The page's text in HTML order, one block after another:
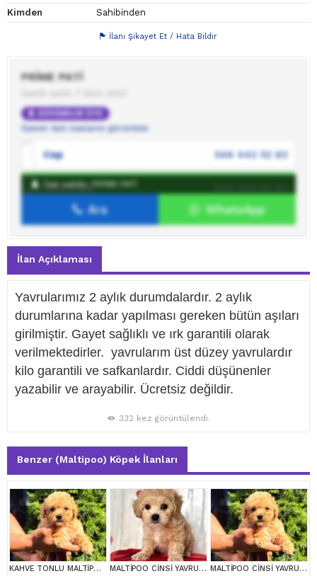
Kimden
Sahibinden
İlanı Şikayet Et / Hata Bildir
PRİME PATİ
Üyenin tüm ilanlarını görüntüle
Cep 546 442 52 83
WhatsApp
İlan sahibine mesaj gönder
İlan sahibi: PRİME PATİ
Ara WhatsApp
İlan Açıklaması
Yavrularımız 2 aylık durumdalardır. 2 aylık
durumlarına kadar yapılması gereken bütün aşıları
girilmiştir. Gayet sağlıklı ve ırk garantili olarak
verilmektedirler. yavrularım üst düzey yavrulardır
kilo garantili ve safkanlardır. Ciddi düşünenler
yazabilir ve arayabilir. Ücretsiz değildir.
332 kez görüntülendi.
Benzer (Maltipoo) Köpek İlanları
KAHVE TONLU MALTİPOO CİNSİ YAVRULAR MALTİPOO CİNSİ YAVRULAR EV ÜRETİMİ MALTİPOO CİNSİ YAVRULAR EV ÜRETİMİ